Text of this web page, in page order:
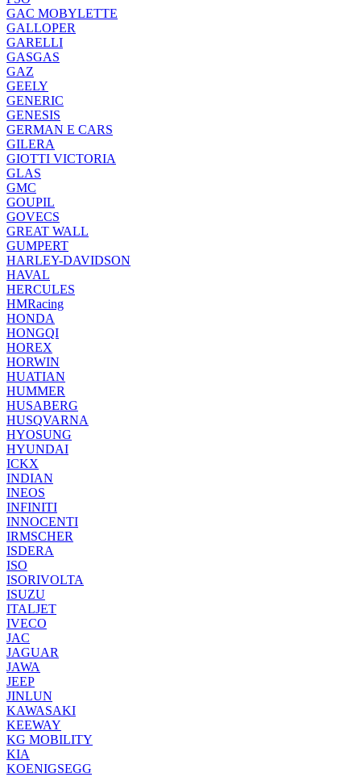
GAC MOBYLETTE
GALLOPER
GARELLI
GASGAS
GAZ
GEELY
GENERIC
GENESIS
GERMAN E CARS
GILERA
GIOTTI VICTORIA
GLAS
GMC
GOUPIL
GOVECS
GREAT WALL
GUMPERT
HARLEY-DAVIDSON
HAVAL
HERCULES
HMRacing
HONDA
HONGQI
HOREX
HORWIN
HUATIAN
HUMMER
HUSABERG
HUSQVARNA
HYOSUNG
HYUNDAI
ICKX
INDIAN
INEOS
INFINITI
INNOCENTI
IRMSCHER
ISDERA
ISO
ISORIVOLTA
ISUZU
ITALJET
IVECO
JAC
JAGUAR
JAWA
JEEP
JINLUN
KAWASAKI
KEEWAY
KG MOBILITY
KIA
KOENIGSEGG